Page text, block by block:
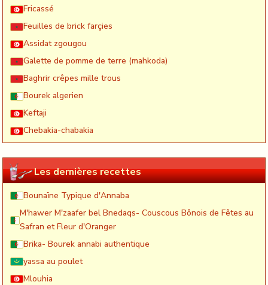
Fricassé
Feuilles de brick farçies
Assidat zgougou
Galette de pomme de terre (mahkoda)
Baghrir crêpes mille trous
Bourek algerien
Keftaji
Chebakia-chabakia
Les dernières recettes
Bounaïne Typique d'Annaba
M'hawer M'zaafer bel Bnedaqs- Couscous Bônois de Fêtes au
Safran et Fleur d'Oranger
Brika- Bourek annabi authentique
yassa au poulet
Mlouhia